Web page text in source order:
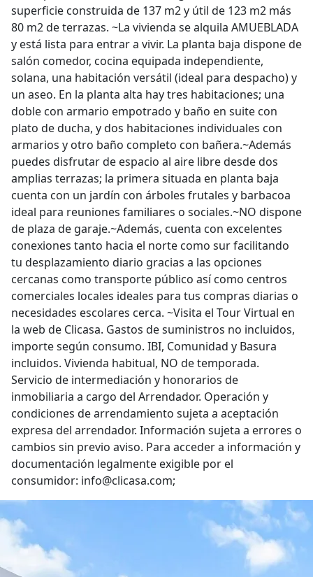
superficie construida de 137 m2 y útil de 123 m2 más
80 m2 de terrazas. ~La vivienda se alquila AMUEBLADA
y está lista para entrar a vivir. La planta baja dispone de
salón comedor, cocina equipada independiente,
solana, una habitación versátil (ideal para despacho) y
un aseo. En la planta alta hay tres habitaciones; una
doble con armario empotrado y baño en suite con
plato de ducha, y dos habitaciones individuales con
armarios y otro baño completo con bañera.~Además
puedes disfrutar de espacio al aire libre desde dos
amplias terrazas; la primera situada en planta baja
cuenta con un jardín con árboles frutales y barbacoa
ideal para reuniones familiares o sociales.~NO dispone
de plaza de garaje.~Además, cuenta con excelentes
conexiones tanto hacia el norte como sur facilitando
tu desplazamiento diario gracias a las opciones
cercanas como transporte público así como centros
comerciales locales ideales para tus compras diarias o
necesidades escolares cerca. ~Visita el Tour Virtual en
la web de Clicasa. Gastos de suministros no incluidos,
importe según consumo. IBI, Comunidad y Basura
incluidos. Vivienda habitual, NO de temporada.
Servicio de intermediación y honorarios de
inmobiliaria a cargo del Arrendador. Operación y
condiciones de arrendamiento sujeta a aceptación
expresa del arrendador. Información sujeta a errores o
cambios sin previo aviso. Para acceder a información y
documentación legalmente exigible por el
consumidor: info@clicasa.com;